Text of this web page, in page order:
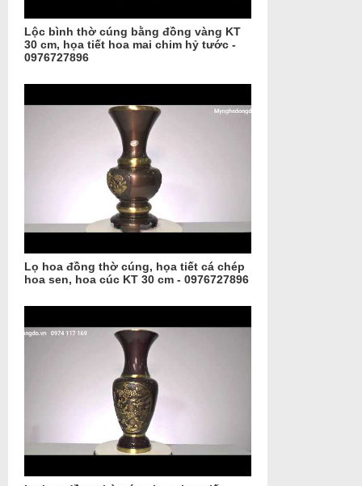
Lộc bình thờ cúng bằng đồng vàng KT
30 cm, họa tiết hoa mai chim hỷ tước -
0976727896
Lọ hoa đồng thờ cúng, họa tiết cá chép
hoa sen, hoa cúc KT 30 cm - 0976727896